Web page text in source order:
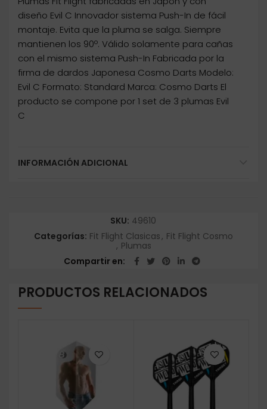
diseño Evil C Innovador sistema Push-In de fácil
montaje. Evita que la pluma se salga. Siempre
mantienen los 90º. Válido solamente para cañas
con el mismo sistema Push-In Fabricada por la
firma de dardos Japonesa Cosmo Darts Modelo:
Evil C Formato: Standard Marca: Cosmo Darts El
producto se compone por 1 set de 3 plumas Evil
C
INFORMACIÓN ADICIONAL
SKU: 49610
Categorías: Fit Flight Clasicas, Fit Flight Cosmo
, Plumas
Compartir en
PRODUCTOS RELACIONADOS